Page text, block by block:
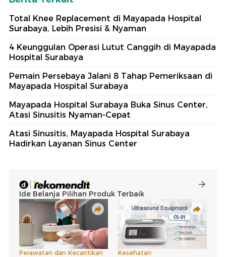
Total Knee Replacement di Mayapada Hospital
Surabaya, Lebih Presisi & Nyaman
4 Keunggulan Operasi Lutut Canggih di Mayapada
Hospital Surabaya
Pemain Persebaya Jalani 8 Tahap Pemeriksaan di
Mayapada Hospital Surabaya
Mayapada Hospital Surabaya Buka Sinus Center,
Atasi Sinusitis Nyaman-Cepat
Atasi Sinusitis, Mayapada Hospital Surabaya
Hadirkan Layanan Sinus Center